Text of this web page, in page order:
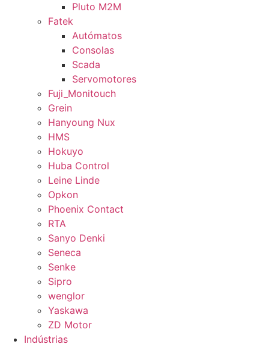
Pluto M2M
Fatek
Autómatos
Consolas
Scada
Servomotores
Fuji_Monitouch
Grein
Hanyoung Nux
HMS
Hokuyo
Huba Control
Leine Linde
Opkon
Phoenix Contact
RTA
Sanyo Denki
Seneca
Senke
Sipro
wenglor
Yaskawa
ZD Motor
Indústrias